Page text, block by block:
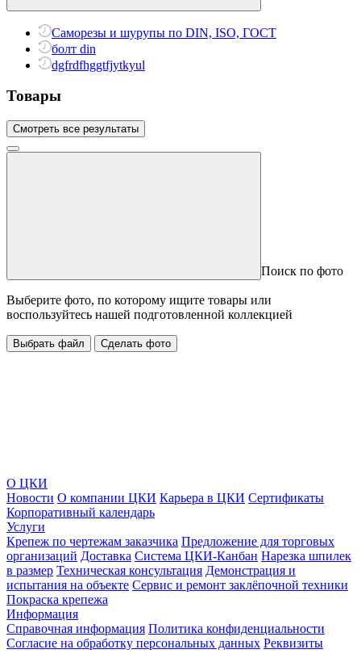
Саморезы и шурупы по DIN, ISO, ГОСТ
болт din
dgfrdfhggtfjytkyul
Товары
Смотреть все результаты
Поиск по фото
Выберите фото, по которому ищите товары или
воспользуйтесь нашей подготовленной коллекцией
Выбрать файл Сделать фото
О ЦКИ
Новости О компании ЦКИ Карьера в ЦКИ Сертификаты
Корпоративный календарь
Услуги
Крепеж по чертежам заказчика Предложение для торговых
организаций Доставка Система ЦКИ-Канбан Нарезка шпилек
в размер Техническая консультация Демонстрация и
испытания на объекте Сервис и ремонт заклёпочной техники
Покраска крепежа
Информация
Справочная информация Политика конфиденциальности
Согласие на обработку персональных данных Реквизиты